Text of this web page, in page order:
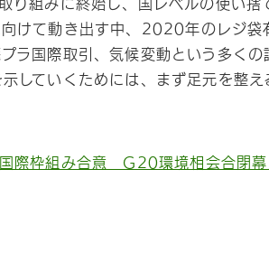
り組みに終始し、国レベルの使い
けて動き出す中、2020年のレジ袋
ラ国際取引、気候変動という多く
していくためには、まず足元を整え
国際枠組み合意 G20環境相会合閉